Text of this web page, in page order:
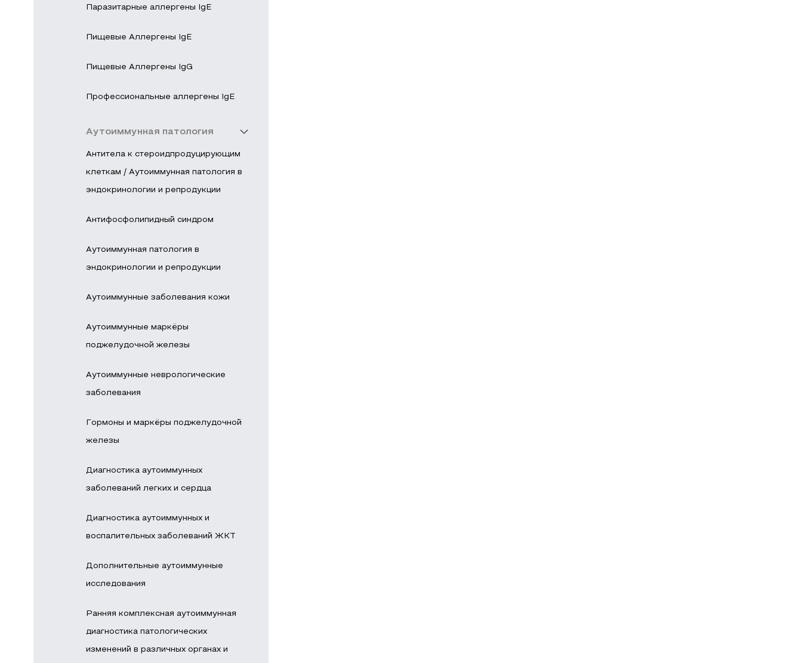
Паразитарные аллергены IgE
Пищевые Аллергены IgE
Пищевые Аллергены IgG
Профессиональные аллергены IgE
Аутоиммунная патология
Антитела к стероидпродуцирующим
клеткам / Аутоиммунная патология в
эндокринологии и репродукции
Антифосфолипидный синдром
Аутоиммунная патология в
эндокринологии и репродукции
Аутоиммунные заболевания кожи
Аутоиммунные маркёры
поджелудочной железы
Аутоиммунные неврологические
заболевания
Гормоны и маркёры поджелудочной
железы
Диагностика аутоиммунных
заболеваний легких и сердца
Диагностика аутоиммунных и
воспалительных заболеваний ЖКТ
Дополнительные аутоиммунные
исследования
Ранняя комплексная аутоиммунная
диагностика патологических
изменений в различных органах и